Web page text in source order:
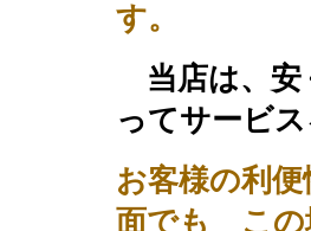
当店は、
ってサービ
お客様の利
面でも この